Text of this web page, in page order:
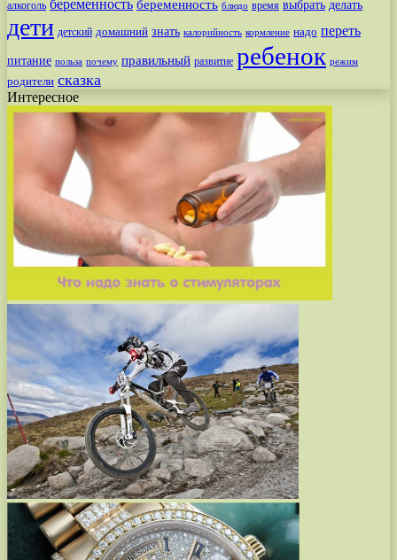
алкоголь беременность беременность блюдо время выбрать делать
дети детский домашний знать калорийность кормление надо переть
питание польза почему правильный развитие ребенок режим
родители сказка
Интересное